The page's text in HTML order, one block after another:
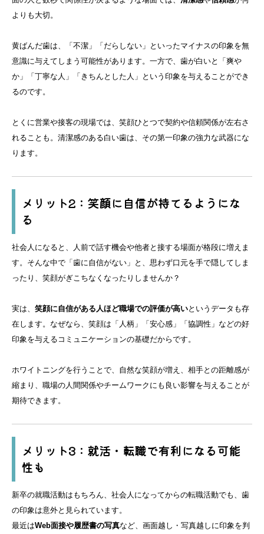
よりも大切。
黄ばんだ歯は、「不潔」「だらしない」といったマイナスの印象を無
意識に与えてしまう可能性があります。一方で、歯が白いと「爽や
か」「丁寧な人」「きちんとした人」という印象を与えることができ
るのです。
とくに営業や接客の現場では、笑顔ひとつで契約や信頼関係が左右さ
れることも。清潔感のある白い歯は、その第一印象の強力な武器にな
ります。
メリット2：笑顔に自信が持てるようにな
る
社会人になると、人前で話す機会や他者と接する場面が格段に増えま
す。そんな中で「歯に自信がない」と、思わず口元を手で隠してしま
ったり、笑顔がぎこちなくなったりしませんか？
実は、 笑顔に自信がある人ほど職場での評価が高いというデータも存
在します。なぜなら、笑顔は「人柄」「安心感」「協調性」などの好
印象を与えるコミュニケーションの基礎だからです。
ホワイトニングを行うことで、自然な笑顔が増え、相手との距離感が
縮まり、職場の人間関係やチームワークにも良い影響を与えることが
期待できます。
メリット3：就活・転職で有利になる可能
性も
新卒の就職活動はもちろん、社会人になってからの転職活動でも、歯
の印象は意外と見られています。
最近はWeb面接や履歴書の写真など、画面越し・写真越しに印象を判